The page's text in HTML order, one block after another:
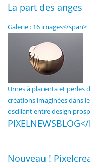
La part des anges
Galerie : 16 images</span>
Urnes à placenta et perles
créations imaginées dans
oscillant entre design
Nouveau !